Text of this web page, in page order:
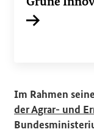
Im Rahmen
der Agrar- und